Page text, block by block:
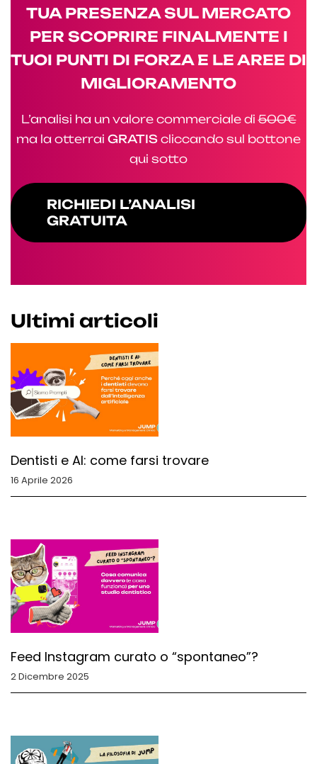
TUA PRESENZA SUL MERCATO
PER SCOPRIRE FINALMENTE I
TUOI PUNTI DI FORZA E LE AREE DI
MIGLIORAMENTO
L’analisi ha un valore commerciale di500€
ma la otterrai GRATIS cliccando sul bottone
qui sotto
RICHIEDI L’ANALISI
GRATUITA
Ultimi articoli
Dentisti e AI: come farsi trovare
16 Aprile 2026
Feed Instagram curato o “spontaneo”?
2 Dicembre 2025